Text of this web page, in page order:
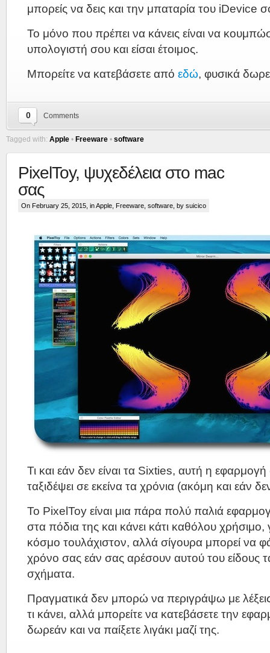
μπορείς να δεις και την μπαταρία του iDevice
Το μόνο που πρέπει να κάνεις είναι να
υπολογιστή σου και είσαι έτοιμος.
Μπορείτε να κατεβάσετε από εδώ, φυσικά
0 Comments
Tagged with: Apple • Freeware • software
PixelToy, ψυχεδέλεια στο mac
σας
On February 25, 2015, inApple Freeware software , by suicico
Τι και εάν δεν είναι τα Sixties, αυτή η
ταξιδέψει σε εκείνα τα χρόνια (ακόμη και εάν
Το PixelToy είναι μια πάρα πολύ παλιά
στα πόδια της και κάνει κάτι καθόλου χρήσιμο,
κόσμο τουλάχιστον, αλλά σίγουρα μπορεί να
χρόνο σας εάν σας αρέσουν αυτού του είδους
σχήματα.
Πραγματικά δεν μπορώ να περιγράψω με λέξεις
τι κάνει, αλλά μπορείτε να κατεβάσετε την
δωρεάν και να παίξετε λιγάκι μαζί της.